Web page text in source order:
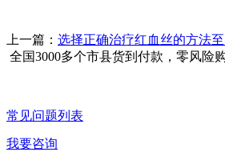
上一篇： 选择正确治疗红血丝的方法
全国3000多个市县货到付款，零风险
常见问题列表
我要咨询